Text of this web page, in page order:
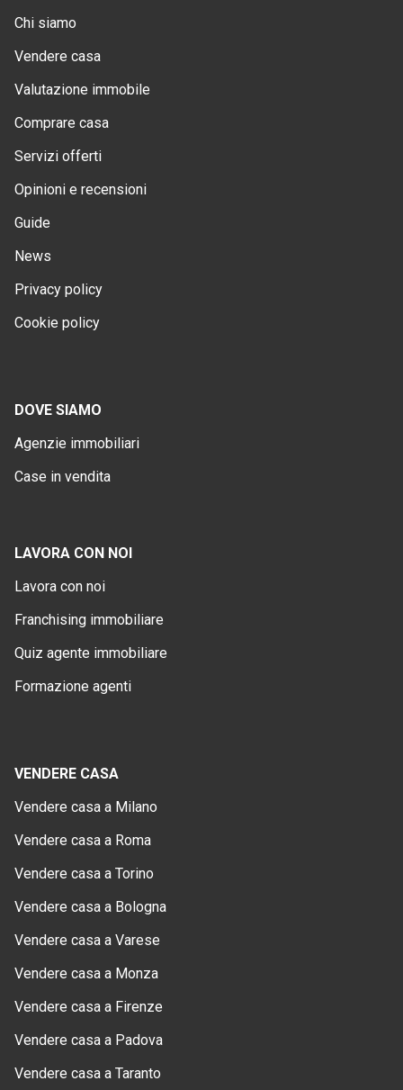
Chi siamo
Vendere casa
Valutazione immobile
Comprare casa
Servizi offerti
Opinioni e recensioni
Guide
News
Privacy policy
Cookie policy
DOVE SIAMO
Agenzie immobiliari
Case in vendita
LAVORA CON NOI
Lavora con noi
Franchising immobiliare
Quiz agente immobiliare
Formazione agenti
VENDERE CASA
Vendere casa a Milano
Vendere casa a Roma
Vendere casa a Torino
Vendere casa a Bologna
Vendere casa a Varese
Vendere casa a Monza
Vendere casa a Firenze
Vendere casa a Padova
Vendere casa a Taranto